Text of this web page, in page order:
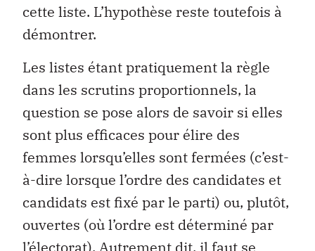
cette liste. L’hypothèse reste toutefois à
démontrer.
Les listes étant pratiquement la règle
dans les scrutins proportionnels, la
question se pose alors de savoir si elles
sont plus efficaces pour élire des
femmes lorsqu’elles sont fermées (c’est-
à-dire lorsque l’ordre des candidates et
candidats est fixé par le parti) ou, plutôt,
ouvertes (où l’ordre est déterminé par
l’électorat). Autrement dit, il faut se